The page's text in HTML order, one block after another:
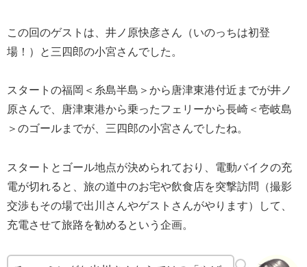
この回のゲストは、井ノ原快彦さん（いのっちは初登
場！）と三四郎の小宮さんでした。
スタートの福岡＜糸島半島＞から唐津東港付近までが井ノ
原さんで、唐津東港から乗ったフェリーから長崎＜壱岐島
＞のゴールまでが、三四郎の小宮さんでしたね。
スタートとゴール地点が決められており、電動バイクの充
電が切れると、旅の道中のお宅や飲食店を突撃訪問（撮影
交渉もその場で出川さんやゲストさんがやります）して、
充電させて旅路を勧めるという企画。